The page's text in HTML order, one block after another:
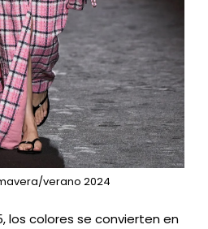
verano 2024
los colores se convierten en